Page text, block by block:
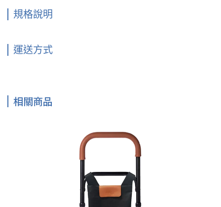
規格說明
運送方式
相關商品